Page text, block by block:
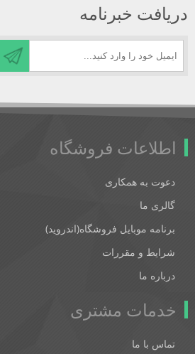
دریافت خبرنامه
اطلاعات فروشگاه
دعوت به همکاری
گالری ما
برنامه موبایل فروشگاه(اندروید)
شرایط و مقررات
درباره ما
خدمات مشتری
تماس با ما